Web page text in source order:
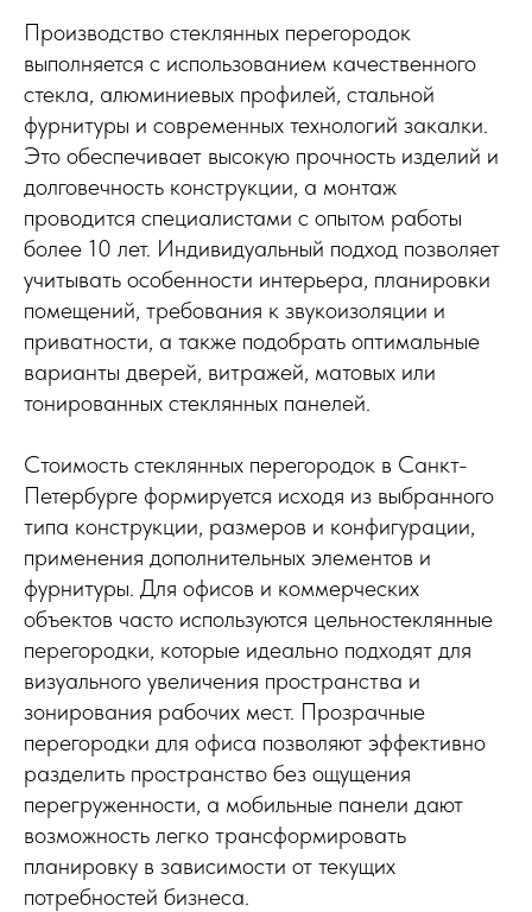
Производство стеклянных перегородок
выполняется с использованием качественного
стекла, алюминиевых профилей, стальной
фурнитуры и современных технологий закалки.
Это обеспечивает высокую прочность изделий и
долговечность конструкции, а монтаж
проводится специалистами с опытом работы
более 10 лет. Индивидуальный подход позволяет
учитывать особенности интерьера, планировки
помещений, требования к звукоизоляции и
приватности, а также подобрать оптимальные
варианты дверей, витражей, матовых или
тонированных стеклянных панелей.
Стоимость стеклянных перегородок в Санкт-
Петербурге формируется исходя из выбранного
типа конструкции, размеров и конфигурации,
применения дополнительных элементов и
фурнитуры. Для офисов и коммерческих
объектов часто используются цельностеклянные
перегородки, которые идеально подходят для
визуального увеличения пространства и
зонирования рабочих мест. Прозрачные
перегородки для офиса позволяют эффективно
разделить пространство без ощущения
перегруженности, а мобильные панели дают
возможность легко трансформировать
планировку в зависимости от текущих
потребностей бизнеса.